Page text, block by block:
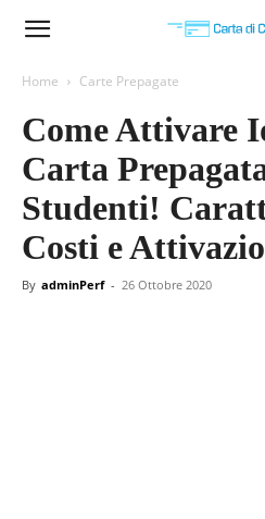
Carta
Credito
Home Carte Prepagate
Come Attivare
Carta
Studenti!
Costi e
By adminPerf - 26 Ottobre 2020